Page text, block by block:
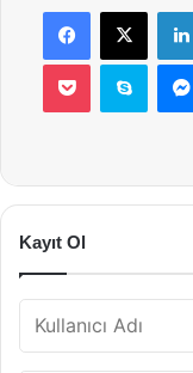
Facebook
X
Pocket Skype
Kayıt Ol